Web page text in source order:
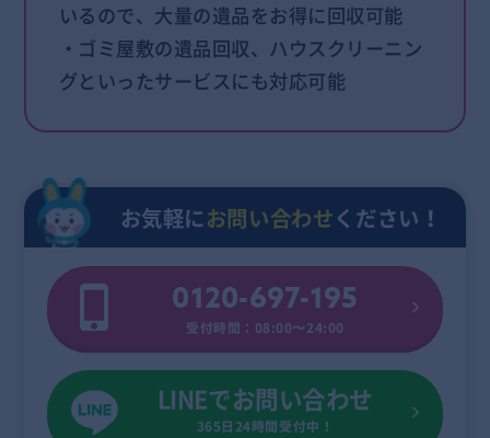
いるので、大量の遺品をお得に回収可能
・ゴミ屋敷の遺品回収、ハウスクリーニン
グといったサービスにも対応可能
お気軽にお問い合わせください！
0120-697-195
受付時間：08:00〜24:00
LINEでお問い合わせ
365日24時間受付中！